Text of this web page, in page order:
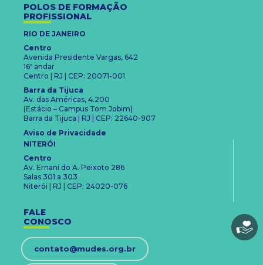
POLOS DE FORMAÇÃO
PROFISSIONAL
RIO DE JANEIRO
Centro
Avenida Presidente Vargas, 642
16º andar
Centro | RJ | CEP: 20071-001
Barra da Tijuca
Av. das Américas, 4.200
(Estácio – Campus Tom Jobim)
Barra da Tijuca | RJ | CEP: 22640-907
Aviso de Privacidade
NITERÓI
Centro
Av. Ernani do A. Peixoto 286
Salas 301 a 303
Niterói | RJ | CEP: 24020-076
FALE
CONOSCO
contato@mudes.org.br